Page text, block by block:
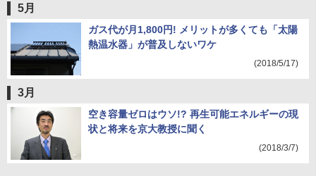
5月
ガス代が月1,800円! メリットが多くても「太陽
熱温水器」が普及しないワケ
(2018/5/17)
3月
空き容量ゼロはウソ!? 再生可能エネルギーの現
状と将来を京大教授に聞く
(2018/3/7)